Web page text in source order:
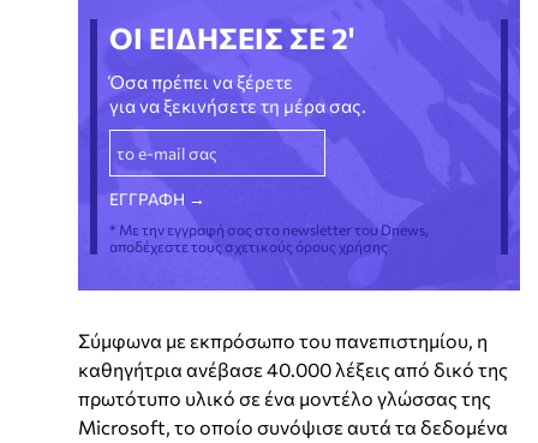
ΟΙ ΕΙΔΗΣΕΙΣ ΣΕ 2'
Όσα πρέπει να ξέρετε
για να ξεκινήσετε τη μέρα σας.
* Με την εγγραφή σας στο newsletter του Dnews,
αποδέχεστε τους σχετικούς όρους χρήσης
Σύμφωνα με εκπρόσωπο του πανεπιστημίου, η
καθηγήτρια ανέβασε 40.000 λέξεις από δικό της
πρωτότυπο υλικό σε ένα μοντέλο γλώσσας της
Microsoft, το οποίο συνόψισε αυτά τα δεδομένα